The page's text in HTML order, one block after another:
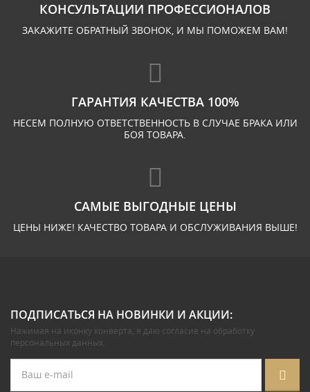
КОНСУЛЬТАЦИИ ПРОФЕССИОНАЛОВ
ЗАКАЖИТЕ ОБРАТНЫЙ ЗВОНОК, И МЫ ПОМОЖЕМ ВАМ!
ГАРАНТИЯ КАЧЕСТВА 100%
НЕСЕМ ПОЛНУЮ ОТВЕТСТВЕННОСТЬ В СЛУЧАЕ БРАКА ИЛИ
БОЯ ТОВАРА.
САМЫЕ ВЫГОДНЫЕ ЦЕНЫ
ЦЕНЫ НИЖЕ! КАЧЕСТВО ТОВАРА И ОБСЛУЖИВАНИЯ ВЫШЕ!
ПОДПИСАТЬСЯ НА НОВИНКИ И АКЦИИ:
Нажимая на иконку конверта, я даю согласие на обработку
персональных данных.